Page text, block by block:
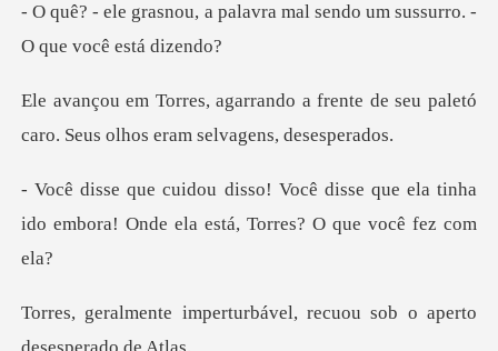
alavra mal sendo um sussurr
frente de seu paletó
caro. Seus o
sse que ela tinha
ido embora! Onde ela
urbável, recuou sob o ape